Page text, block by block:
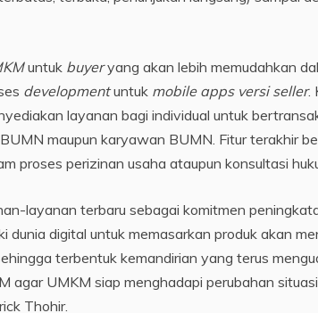
untuk buyeryang akan lebih memudahkan
developmentuntuk mobile apps versi seller.
layanan bagi individual untuk
maupun karyawan BUMN. Fitur terakhir
proses perizinan usaha ataupun konsultasi
layanan terbaru sebagai komitmen
dunia digital untuk memasarkan produk akan
terbentuk kemandirian yang terus
agar UMKM siap menghadapi perubahan
Thohir.